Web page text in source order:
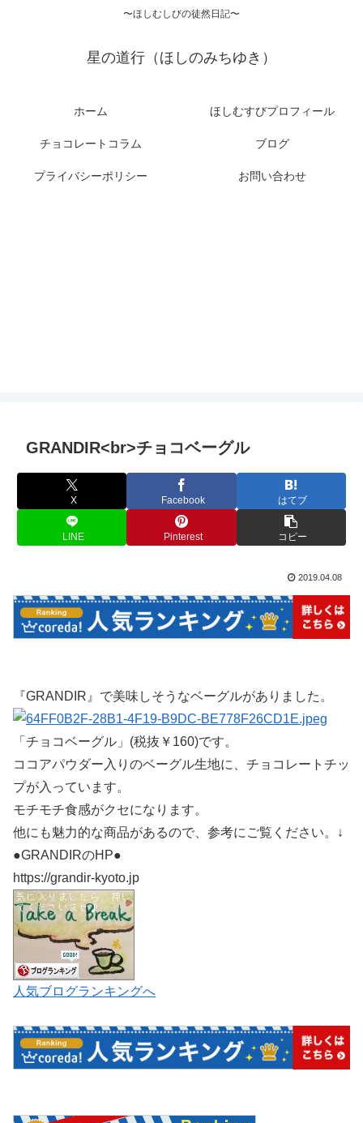
〜ほしむしびの徒然日記〜
星の道行（ほしのみちゆき）
ホーム ほしむすびプロフィール
チョコレートコラム ブログ
プライバシーポリシー お問い合わせ
GRANDIR<br>チョコベーグル
X Facebook はてブ
LINE Pinterest コピー
2019.04.08
『GRANDIR』で美味しそうなベーグルがありました。
「チョコベーグル」(税抜￥160)です。
ココアパウダー入りのベーグル生地に、チョコレートチッ
プが入っています。
モチモチ食感がクセになります。
他にも魅力的な商品があるので、参考にご覧ください。↓
●GRANDIRのHP●
https://grandir-kyoto.jp
人気ブログランキングへ